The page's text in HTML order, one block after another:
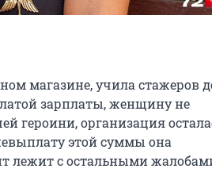
магазине, учила стажеров
зарплаты, женщину не
героини, организация
этой суммы она
лежит с остальными